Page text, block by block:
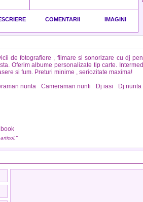
COMENTARII IMAGINI
de fotografiere , filmare si sonorizare cu dj
Oferim albume personalizate tip carte.
si fum. Preturi minime , seriozitate maxima!
nunta Cameraman nunti Dj iasi Dj nunta